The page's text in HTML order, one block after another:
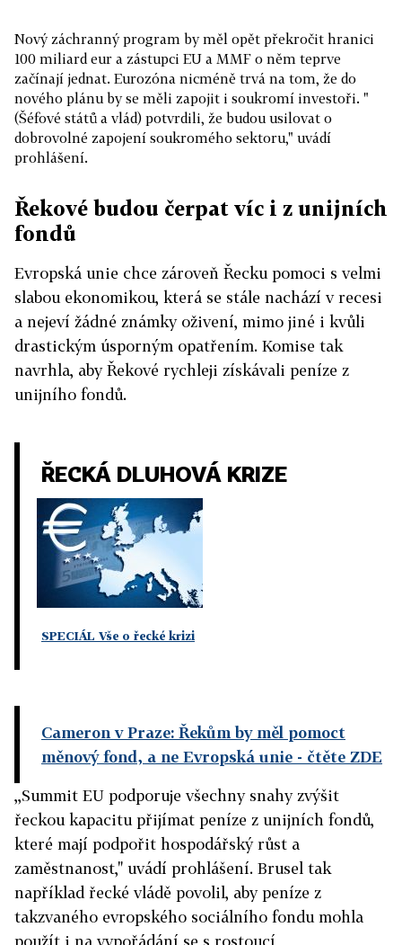
Nový záchranný program by měl opět překročit hranici
100 miliard eur a zástupci EU a MMF o něm teprve
začínají jednat. Eurozóna nicméně trvá na tom, že do
nového plánu by se měli zapojit i soukromí investoři. "
(Šéfové států a vlád) potvrdili, že budou usilovat o
dobrovolné zapojení soukromého sektoru," uvádí
prohlášení.
Řekové budou čerpat víc i z unijních
fondů
Evropská unie chce zároveň Řecku pomoci s velmi
slabou ekonomikou, která se stále nachází v recesi
a nejeví žádné známky oživení, mimo jiné i kvůli
drastickým úsporným opatřením. Komise tak
navrhla, aby Řekové rychleji získávali peníze z
unijního fondů.
ŘECKÁ DLUHOVÁ KRIZE
SPECIÁL Vše o řecké krizi
Cameron v Praze: Řekům by měl pomoct
měnový fond, a ne Evropská unie - čtěte ZDE
,,Summit EU podporuje všechny snahy zvýšit
řeckou kapacitu přijímat peníze z unijních fondů,
které mají podpořit hospodářský růst a
zaměstnanost," uvádí prohlášení. Brusel tak
například řecké vládě povolil, aby peníze z
takzvaného evropského sociálního fondu mohla
použít i na vypořádání se s rostoucí